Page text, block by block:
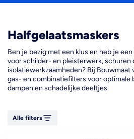
Halfgelaatsmaskers
Ben je bezig met een klus en heb je
voor schilder- en pleisterwerk, schuren
isolatiewerkzaamheden? Bij
gas- en combinatiefilters voor optimale
dampen en schadelijke deeltjes.
Alle filters